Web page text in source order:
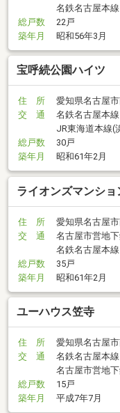
名鉄名古屋本
総戸数
22戸
築年月
昭和56年3月
宝呼続公園ハイツ
住 所
愛知県名古屋
交 通
名鉄名古屋本
JR東海道本線(
総戸数
30戸
築年月
昭和61年2月
ライオンズマンショ
住 所
愛知県名古屋
交 通
名古屋市営地
名鉄名古屋本
総戸数
35戸
築年月
昭和61年2月
ユーハウス笠寺
住 所
愛知県名古屋
交 通
名鉄名古屋本
名古屋市営地
総戸数
15戸
築年月
平成7年7月